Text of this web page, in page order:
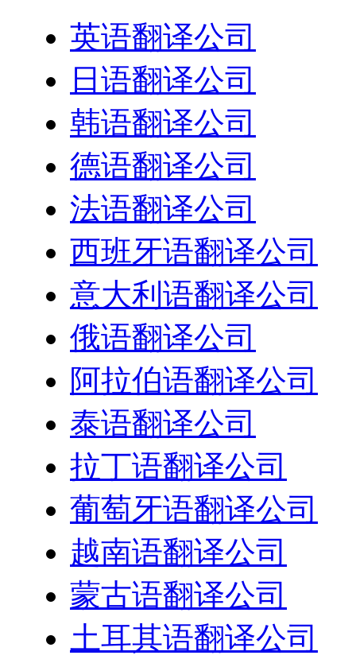
英语翻译公司
日语翻译公司
韩语翻译公司
德语翻译公司
法语翻译公司
西班牙语翻译公司
意大利语翻译公司
俄语翻译公司
阿拉伯语翻译公司
泰语翻译公司
拉丁语翻译公司
葡萄牙语翻译公司
越南语翻译公司
蒙古语翻译公司
土耳其语翻译公司